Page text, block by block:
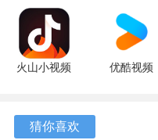
2.27.3 最新
版
火山小视频
版
优酷视频
猜你喜欢